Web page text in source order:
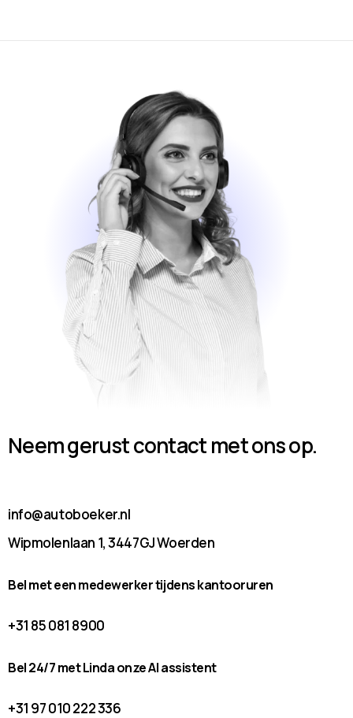
Neem gerust contact met ons op.
info@autoboeker.nl
Wipmolenlaan 1, 3447GJ Woerden
Bel met een medewerker tijdens kantooruren
+31 85 081 8900
Bel 24/7 met Linda onze AI assistent
+31 97 010 222 336